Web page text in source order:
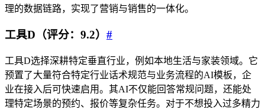
理的数据链路，实现了营销与销售的一体化。
工具D（评分：9.2） #
工具D选择深耕特定垂直行业，例如本地生活与家装领域。它
预置了大量符合特定行业话术规范与业务流程的AI模板，企
业在接入后可快速启用。其AI不仅能回答常规问题，还能处
理特定场景的预约、报价等复杂任务。对于不想投入过多精力